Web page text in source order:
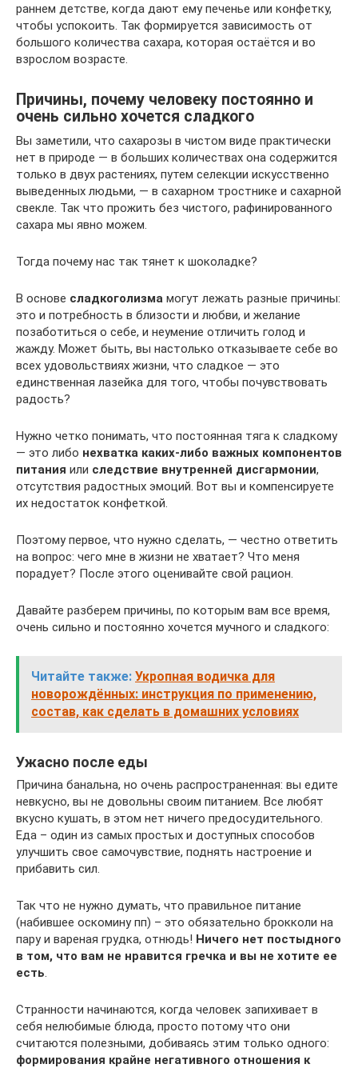
раннем детстве, когда дают ему печенье или конфетку,
чтобы успокоить. Так формируется зависимость от
большого количества сахара, которая остаётся и во
взрослом возрасте.
Причины, почему человеку постоянно и
очень сильно хочется сладкого
Вы заметили, что сахарозы в чистом виде практически
нет в природе — в больших количествах она содержится
только в двух растениях, путем селекции искусственно
выведенных людьми, — в сахарном тростнике и сахарной
свекле. Так что прожить без чистого, рафинированного
сахара мы явно можем.
Тогда почему нас так тянет к шоколадке?
В основе сладкоголизма могут лежать разные причины:
это и потребность в близости и любви, и желание
позаботиться о себе, и неумение отличить голод и
жажду. Может быть, вы настолько отказываете себе во
всех удовольствиях жизни, что сладкое — это
единственная лазейка для того, чтобы почувствовать
радость?
Нужно четко понимать, что постоянная тяга к сладкому
— это либо нехватка каких-либо важных компонентов
питания или следствие внутренней дисгармонии,
отсутствия радостных эмоций. Вот вы и компенсируете
их недостаток конфеткой.
Поэтому первое, что нужно сделать, — честно ответить
на вопрос: чего мне в жизни не хватает? Что меня
порадует? После этого оценивайте свой рацион.
Давайте разберем причины, по которым вам все время,
очень сильно и постоянно хочется мучного и сладкого:
Читайте также: Укропная водичка для
новорождённых: инструкция по применению,
состав, как сделать в домашних условиях
Ужасно после еды
Причина банальна, но очень распространенная: вы едите
невкусно, вы не довольны своим питанием. Все любят
вкусно кушать, в этом нет ничего предосудительного.
Еда – один из самых простых и доступных способов
улучшить свое самочувствие, поднять настроение и
прибавить сил.
Так что не нужно думать, что правильное питание
(набившее оскомину пп) – это обязательно брокколи на
пару и вареная грудка, отнюдь! Ничего нет постыдного
в том, что вам не нравится гречка и вы не хотите ее
есть.
Странности начинаются, когда человек запихивает в
себя нелюбимые блюда, просто потому что они
считаются полезными, добиваясь этим только одного:
формирования крайне негативного отношения к